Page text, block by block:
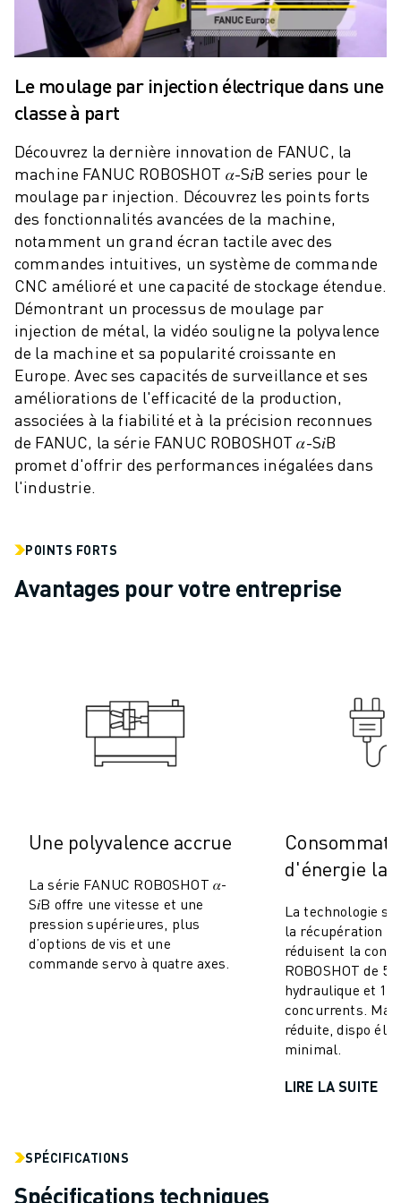
COÛT TOTAL D'UNE ROBOSHOT
MACHINES D'ÉLECTROÉROSION PAR FIL
ROBOCUT MATÉRIEL
LOGICIEL ROBOCUT
DURABILITÉ DU ROBOCUT
SOLUTIONS POUR L'USINE INTELLIGENTE
DES SOLUTIONS D'USINE INTELLIGENTE POUR AMÉLIORER
ENREGISTREMENT DU PRODUIT "
TÉMOIGNAGES
SOLUTIONS
INDUSTRIES
TOUTES LES INDUSTRIES
AÉROSPATIALE
AUTOMOBILE
VÉHICULES ÉLECTRIQUES
ÉLECTRONIQUE
ALIMENTATION ET BOISSONS
MÉDICAL
APPLICATIONS
TOUTES LES APPLICATIONS
USINAGE 5 AXES
MOULAGE PAR INJECTION
PEINTURE
SOUDAGE PAR POINTS
INSPECTION DE LA VISION
DÉCOUPAGE PAR FIL EDM
TÉMOIGNAGES
E-STORE
CENTRE DE TÉLÉCHARGEMENT " MYFANUC
Le moulage par injection électrique dans une
classe à part
Découvrez la dernière innovation de FANUC, la
machine FANUC ROBOSHOT 𝛼-S𝑖B series pour le
moulage par injection. Découvrez les points forts
des fonctionnalités avancées de la machine,
notamment un grand écran tactile avec des
commandes intuitives, un système de commande
CNC amélioré et une capacité de stockage étendue.
Démontrant un processus de moulage par
injection de métal, la vidéo souligne la polyvalence
de la machine et sa popularité croissante en
Europe. Avec ses capacités de surveillance et ses
améliorations de l'efficacité de la production,
associées à la fiabilité et à la précision reconnues
de FANUC, la série FANUC ROBOSHOT 𝛼-S𝑖B
promet d'offrir des performances inégalées dans
l'industrie.
POINTS FORTS
Avantages pour votre entreprise
Une polyvalence accrue
La série FANUC ROBOSHOT 𝛼-
S𝑖B offre une vitesse et une
pression supérieures, plus
d’options de vis et une
commande servo à quatre axes.
d'énergie la
La technologie
la récupération
réduisent la
ROBOSHOT de
hydraulique et
concurrents.
réduite, dispo
minimal.
LIRE LA SUITE
SPÉCIFICATIONS
Spécifications techniques